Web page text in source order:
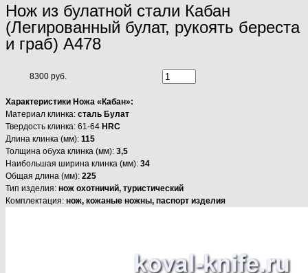
Нож из булатной стали Кабан
(Легированный булат, рукоять береста
и граб) A478
8300 руб.
Характеристики Ножа «Кабан»:
Материал клинка: сталь Булат
Твердость клинка: 61-64 HRC
Длина клинка (мм): 115
Толщина обуха клинка (мм): 3,5
Наибольшая ширина клинка (мм): 34
Общая длина (мм): 225
Тип изделия: нож охотничий, туристический
Комплектация: нож, кожаные ножны, паспорт изделия